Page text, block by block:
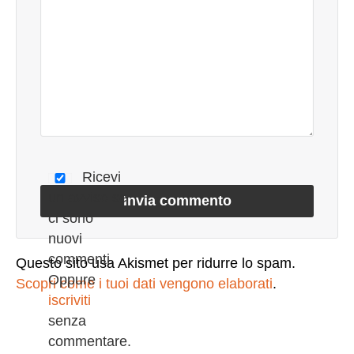
successivamente, ad altre attività. 6 Blocca tutti i
distrattori. Che cosa ti distrae di solito nel tuo
lavoro? messaggi istantanei? Il bip di messanger o
quello della chat di facebook? GLi squilli del
telefonino? Il suono della posta
elettronica? Personalmente non uso quasi mai le
chat. Le poche volte che mi collego è quando ho
Ricevi
un avviso se
ci sono
nuovi
commenti.
Oppure
iscriviti
senza
commentare.
Questo sito usa Akismet per ridurre lo spam.
Scopri come i tuoi dati vengono elaborati.